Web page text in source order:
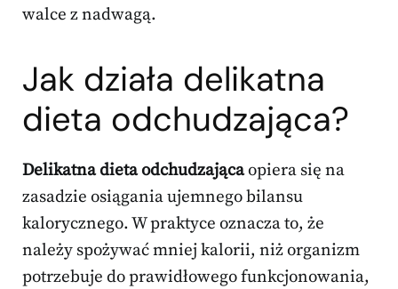
walce z nadwagą.
Jak działa delikatna
dieta odchudzająca?
Delikatna dieta odchudzającaopiera się na
zasadzie osiągania ujemnego bilansu
kalorycznego. W praktyce oznacza to, że
należy spożywać mniej kalorii, niż organizm
potrzebuje do prawidłowego funkcjonowania,